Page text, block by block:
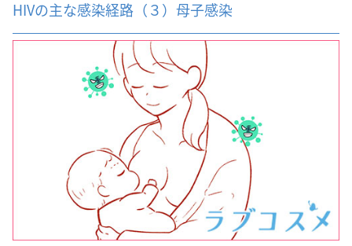
HIVの主な感染経路（３）母子感染